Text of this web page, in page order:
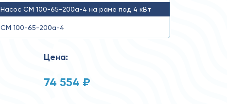
Насос СМ 100-65-200а-4 на раме под 4 кВт
СМ 100-65-200а-4
Цена:
74 554 ₽